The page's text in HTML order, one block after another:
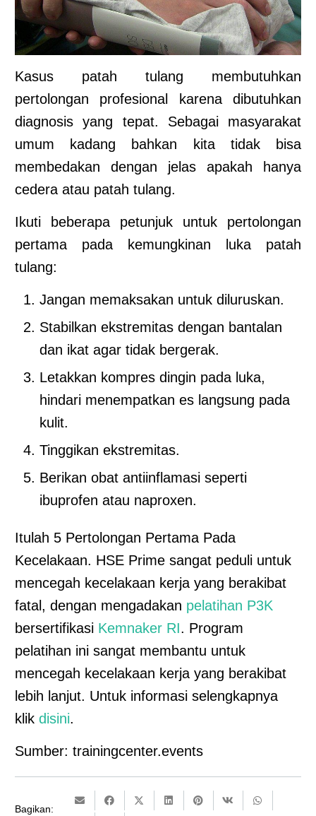
Kasus patah tulang membutuhkan
pertolongan profesional karena dibutuhkan
diagnosis yang tepat. Sebagai masyarakat
umum kadang bahkan kita tidak bisa
membedakan dengan jelas apakah hanya
cedera atau patah tulang.
Ikuti beberapa petunjuk untuk pertolongan
pertama pada kemungkinan luka patah
tulang:
Jangan memaksakan untuk diluruskan.
Stabilkan ekstremitas dengan bantalan
dan ikat agar tidak bergerak.
Letakkan kompres dingin pada luka,
hindari menempatkan es langsung pada
kulit.
Tinggikan ekstremitas.
Berikan obat antiinflamasi seperti
ibuprofen atau naproxen.
Itulah 5 Pertolongan Pertama Pada
Kecelakaan. HSE Prime sangat peduli untuk
mencegah kecelakaan kerja yang berakibat
fatal, dengan mengadakan pelatihan P3K
bersertifikasi Kemnaker RI. Program
pelatihan ini sangat membantu untuk
mencegah kecelakaan kerja yang berakibat
lebih lanjut. Untuk informasi selengkapnya
klik disini.
Sumber: trainingcenter.events
Bagikan: